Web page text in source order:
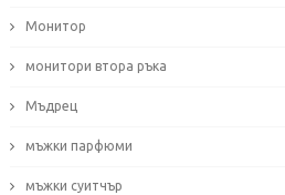
Монитор
монитори втора ръка
Мъдрец
мъжки парфюми
мъжки суитчър